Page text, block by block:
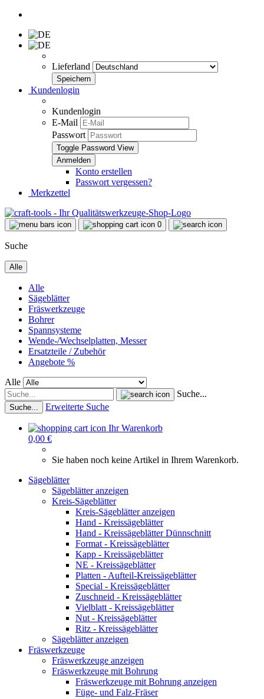
Lieferland
Kundenlogin
Kundenlogin
E-Mail
Passwort
Toggle Password View
Konto erstellen
Passwort vergessen?
Merkzettel
0
Suche
Alle
Alle
Sägeblätter
Fräswerkzeuge
Bohrer
Spannsysteme
Wende-/Wechselplatten, Messer
Ersatzteile / Zubehör
Angebote %
Alle
Suche...
Suche... Erweiterte Suche
Ihr Warenkorb
0,00 €
Sie haben noch keine Artikel in Ihrem Warenkorb.
Sägeblätter
Sägeblätter anzeigen
Kreis-Sägeblätter
Kreis-Sägeblätter anzeigen
Hand - Kreissägeblätter
Hand - Kreissägeblätter Dünnschnitt
Format - Kreissägeblätter
Kapp - Kreissägeblätter
NE - Kreissägeblätter
Platten - Aufteil-Kreissägeblätter
Special - Kreissägeblätter
Zuschneid - Kreissägeblätter
Vielblatt - Kreissägeblätter
Nut - Kreissägeblätter
Ritz - Kreissägeblätter
Sägeblätter anzeigen
Fräswerkzeuge
Fräswerkzeuge anzeigen
Fräswerkzeuge mit Bohrung
Fräswerkzeuge mit Bohrung anzeigen
Füge- und Falz-Fräser